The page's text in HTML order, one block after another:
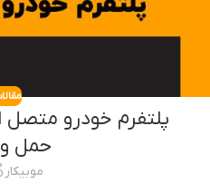
پلتفرم خودرو
حمل
موبیکار